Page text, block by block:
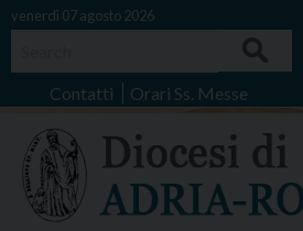
Skip
venerdì 07 agosto 2026
Contatti Orari Ss. Messe